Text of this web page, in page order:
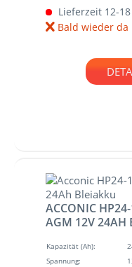
Lieferzeit 12-
Bald wieder da
ACCONIC
AGM 12V 24AH
Kapazität (Ah):
Spannung: